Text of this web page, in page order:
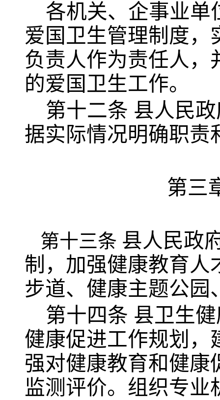
各机关、企事业单
爱国卫生管理制度，
负责人作为责任人，
的爱国卫生工作。
第十二条 县人民
据实际情况明确职责
第三
第十三条 县人民政
制，加强健康教育人
步道、健康主题公园
第十四条 县卫生
健康促进工作规划，
强对健康教育和健康
监测评价。组织专